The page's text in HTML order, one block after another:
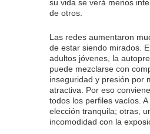
su vida se verá menos
de otros.
Las redes aumentaron
de estar siendo mirados.
adultos jóvenes, la
puede mezclarse con
inseguridad y presión por
atractiva. Por eso
todos los perfiles vacíos.
elección tranquila; otras,
incomodidad con la